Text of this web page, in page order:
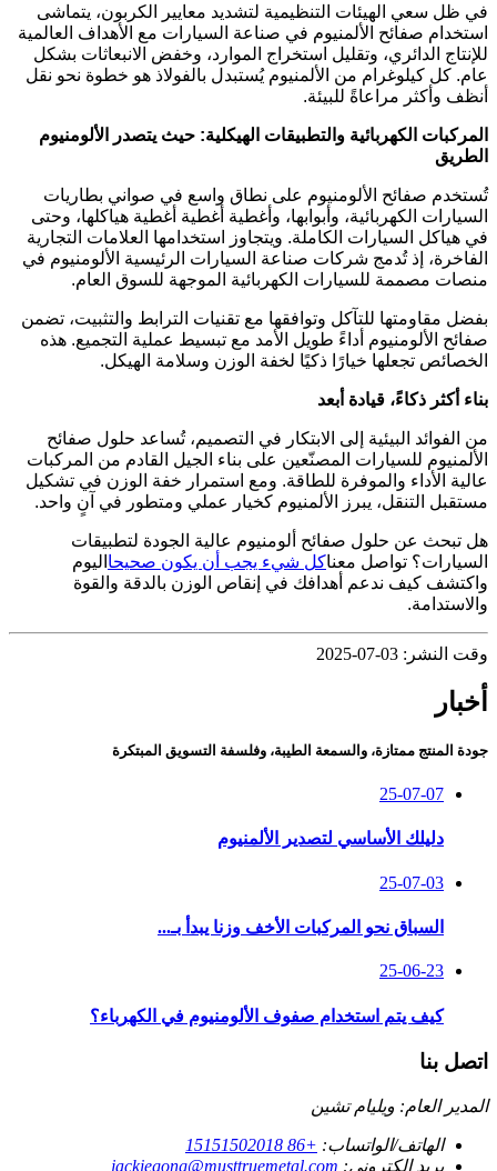
في ظل سعي الهيئات التنظيمية لتشديد معايير الكربون، يتماشى
استخدام صفائح الألمنيوم في صناعة السيارات مع الأهداف العالمية
للإنتاج الدائري، وتقليل استخراج الموارد، وخفض الانبعاثات بشكل
عام. كل كيلوغرام من الألمنيوم يُستبدل بالفولاذ هو خطوة نحو نقل
أنظف وأكثر مراعاةً للبيئة.
المركبات الكهربائية والتطبيقات الهيكلية: حيث يتصدر الألومنيوم
الطريق
تُستخدم صفائح الألومنيوم على نطاق واسع في صواني بطاريات
السيارات الكهربائية، وأبوابها، وأغطية أغطية أغطية هياكلها، وحتى
في هياكل السيارات الكاملة. ويتجاوز استخدامها العلامات التجارية
الفاخرة، إذ تُدمج شركات صناعة السيارات الرئيسية الألومنيوم في
منصات مصممة للسيارات الكهربائية الموجهة للسوق العام.
بفضل مقاومتها للتآكل وتوافقها مع تقنيات الترابط والتثبيت، تضمن
صفائح الألومنيوم أداءً طويل الأمد مع تبسيط عملية التجميع. هذه
الخصائص تجعلها خيارًا ذكيًا لخفة الوزن وسلامة الهيكل.
بناء أكثر ذكاءً، قيادة أبعد
من الفوائد البيئية إلى الابتكار في التصميم، تُساعد حلول صفائح
الألمنيوم للسيارات المصنّعين على بناء الجيل القادم من المركبات
عالية الأداء والموفرة للطاقة. ومع استمرار خفة الوزن في تشكيل
مستقبل التنقل، يبرز الألمنيوم كخيار عملي ومتطور في آنٍ واحد.
هل تبحث عن حلول صفائح ألومنيوم عالية الجودة لتطبيقات
السيارات؟ تواصل معناكل شيء يجب أن يكون صحيحا اليوم
واكتشف كيف ندعم أهدافك في إنقاص الوزن بالدقة والقوة
والاستدامة.
وقت النشر: 03-07-2025
أخبار
جودة المنتج ممتازة، والسمعة الطيبة، وفلسفة التسويق المبتكرة
25-07-07
دليلك الأساسي لتصدير الألمنيوم
25-07-03
السباق نحو المركبات الأخف وزنا يبدأ بـ...
25-06-23
كيف يتم استخدام صفوف الألومنيوم في الكهرباء؟
اتصل بنا
المدير العام: ويليام تشين
الهاتف/الواتساب: +86 15151502018
بريد إلكتروني: jackiegong@musttruemetal.com